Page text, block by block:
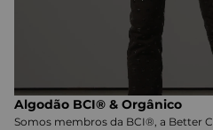
Algodão BCI® & Orgânico
Somos membros da BCI®, a Better